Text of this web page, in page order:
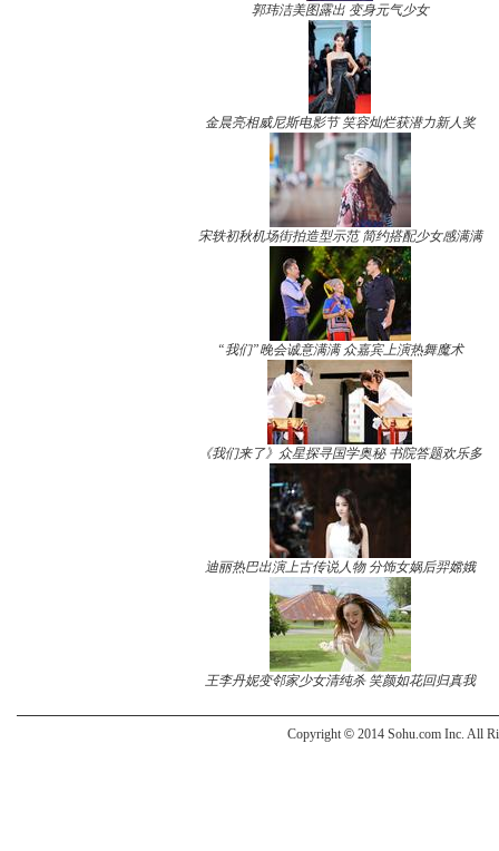
郭玮洁美图露出 变身元气少女
金晨亮相威尼斯电影节 笑容灿烂获潜力新人奖
宋轶初秋机场街拍造型示范 简约搭配少女感满满
“我们”晚会诚意满满 众嘉宾上演热舞魔术
《我们来了》众星探寻国学奥秘 书院答题欢乐多
迪丽热巴出演上古传说人物 分饰女娲后羿嫦娥
王李丹妮变邻家少女清纯杀 笑颜如花回归真我
Copyright © 2014 Sohu.com Inc. All